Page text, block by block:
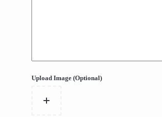
Upload Image (Optional)